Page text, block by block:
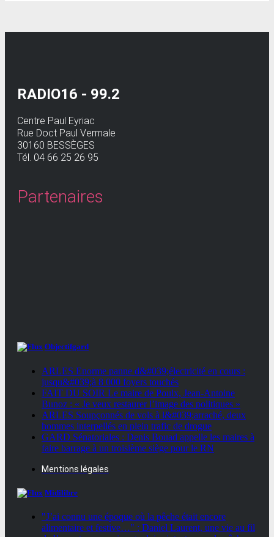
RADIO16 - 99.2
Centre Paul Eyriac
Rue Doct Paul Vermale
30160 BESSÈGES
Tél. 04 66 25 26 95
Partenaires
Objectifgard
ARLES Enorme panne d&#039;électricité en cours :
jusqu&#039;à 8 000 foyers touchés
FAIT DU SOIR Le maire de Poulx, Jean-Antoine
Bunoz : « Je veux restaurer l’image des politiques »
ARLES Soupçonnés de vols à l&#039;arraché, deux
hommes interpellés en plein trafic de drogue
GARD Sénatoriales : Denis Bouad appelle les maires à
faire barrage à un troisième siège pour le RN
Mentions légales
Midilibre
"J’ai connu une époque où la pêche était encore
alimentaire et festive…" : Daniel Laurent, une vie au fil